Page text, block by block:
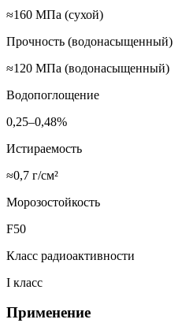
≈160 МПа (сухой)
Прочность (водонасыщенный)
≈120 МПа (водонасыщенный)
Водопоглощение
0,25–0,48%
Истираемость
≈0,7 г/см²
Морозостойкость
F50
Класс радиоактивности
I класс
Применение